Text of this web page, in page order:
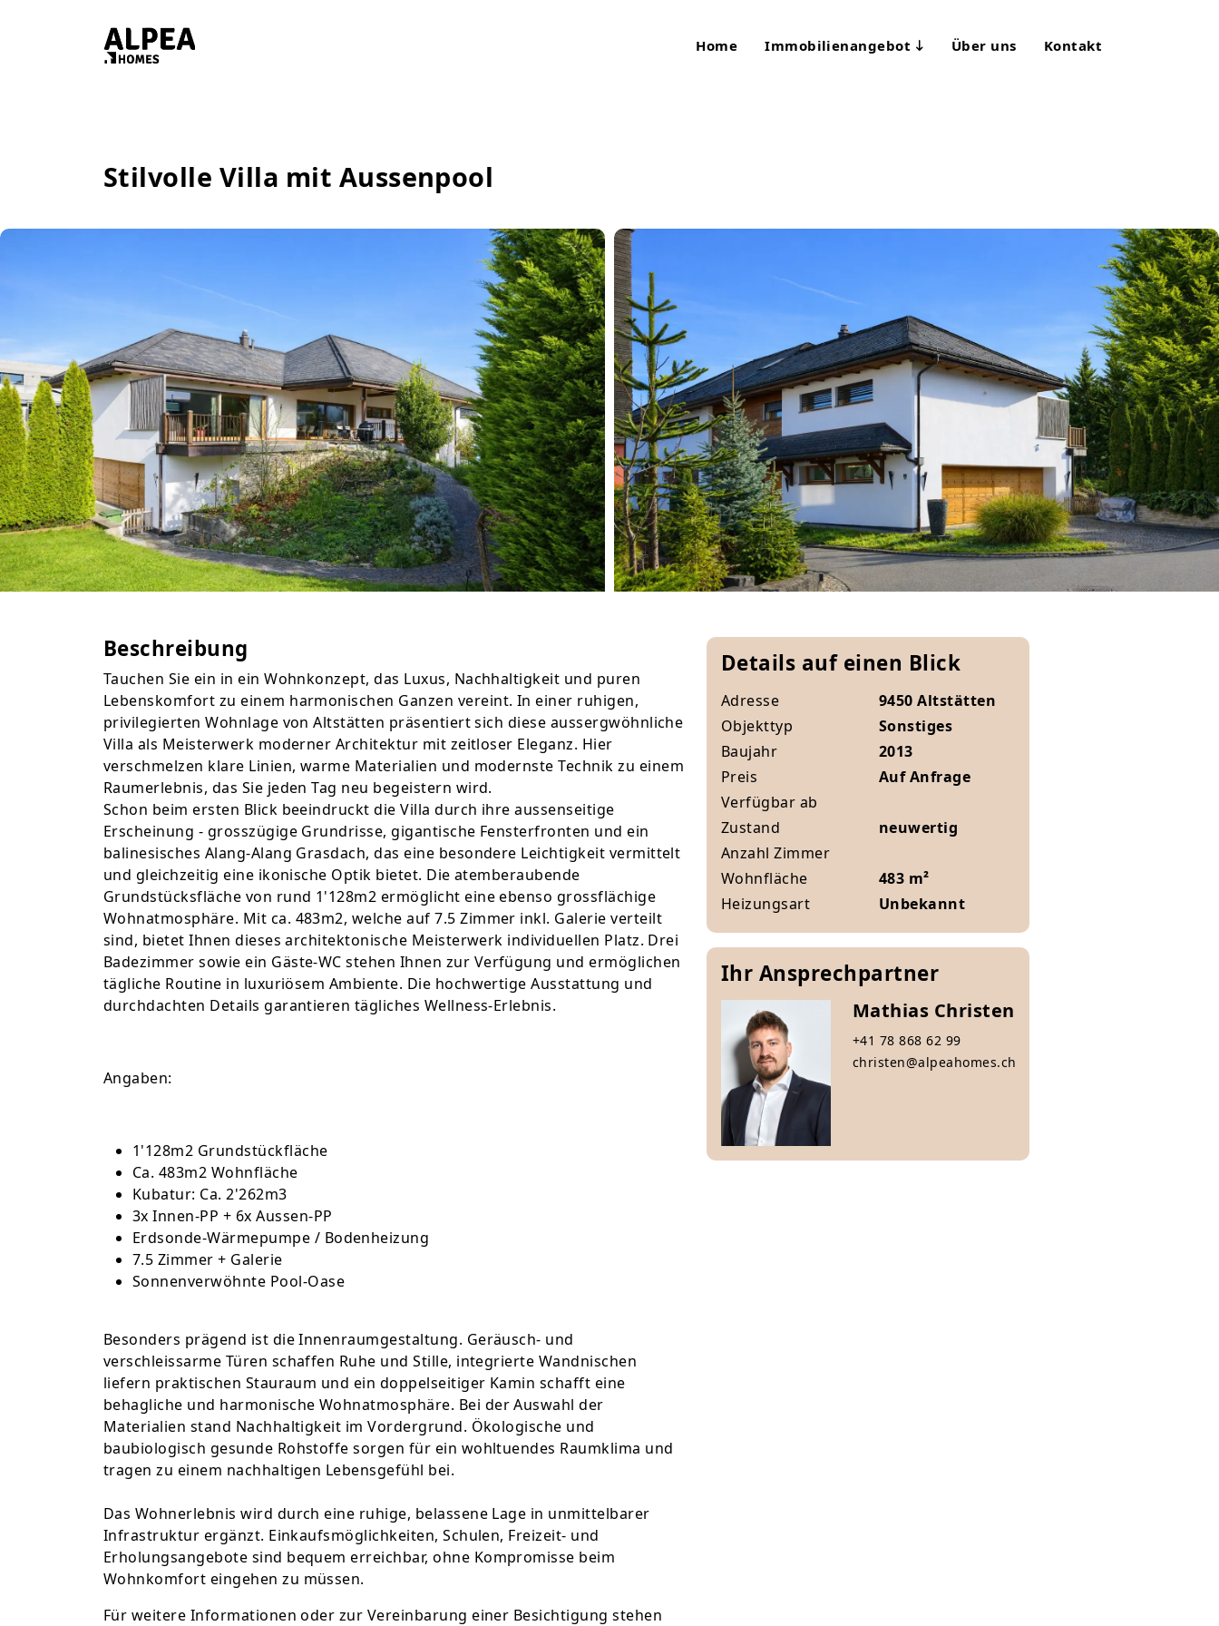
Home Immobilienangebot Über uns Kontakt
Stilvolle Villa mit Aussenpool
Beschreibung
Tauchen Sie ein in ein Wohnkonzept, das Luxus, Nachhaltigkeit und puren
Lebenskomfort zu einem harmonischen Ganzen vereint. In einer ruhigen,
privilegierten Wohnlage von Altstätten präsentiert sich diese aussergwöhnliche
Villa als Meisterwerk moderner Architektur mit zeitloser Eleganz. Hier
verschmelzen klare Linien, warme Materialien und modernste Technik zu einem
Raumerlebnis, das Sie jeden Tag neu begeistern wird.
Schon beim ersten Blick beeindruckt die Villa durch ihre aussenseitige
Erscheinung - grosszügige Grundrisse, gigantische Fensterfronten und ein
balinesisches Alang-Alang Grasdach, das eine besondere Leichtigkeit vermittelt
und gleichzeitig eine ikonische Optik bietet. Die atemberaubende
Grundstücksfläche von rund 1'128m2 ermöglicht eine ebenso grossflächige
Wohnatmosphäre. Mit ca. 483m2, welche auf 7.5 Zimmer inkl. Galerie verteilt
sind, bietet Ihnen dieses architektonische Meisterwerk individuellen Platz. Drei
Badezimmer sowie ein Gäste-WC stehen Ihnen zur Verfügung und ermöglichen
tägliche Routine in luxuriösem Ambiente. Die hochwertige Ausstattung und
durchdachten Details garantieren tägliches Wellness-Erlebnis.
Angaben:
1'128m2 Grundstückfläche
Ca. 483m2 Wohnfläche
Kubatur: Ca. 2'262m3
3x Innen-PP + 6x Aussen-PP
Erdsonde-Wärmepumpe / Bodenheizung
7.5 Zimmer + Galerie
Sonnenverwöhnte Pool-Oase
Besonders prägend ist die Innenraumgestaltung. Geräusch- und
verschleissarme Türen schaffen Ruhe und Stille, integrierte Wandnischen
liefern praktischen Stauraum und ein doppelseitiger Kamin schafft eine
behagliche und harmonische Wohnatmosphäre. Bei der Auswahl der
Materialien stand Nachhaltigkeit im Vordergrund. Ökologische und
baubiologisch gesunde Rohstoffe sorgen für ein wohltuendes Raumklima und
tragen zu einem nachhaltigen Lebensgefühl bei.
Das Wohnerlebnis wird durch eine ruhige, belassene Lage in unmittelbarer
Infrastruktur ergänzt. Einkaufsmöglichkeiten, Schulen, Freizeit- und
Erholungsangebote sind bequem erreichbar, ohne Kompromisse beim
Wohnkomfort eingehen zu müssen.
Für weitere Informationen oder zur Vereinbarung einer Besichtigung stehen
Details auf einen Blick
Adresse
9450 Altstätten
Objekttyp
Sonstiges
Baujahr
2013
Preis
Auf Anfrage
Verfügbar ab
Zustand
neuwertig
Anzahl Zimmer
Wohnfläche
483 m²
Heizungsart
Unbekannt
Ihr Ansprechpartner
Mathias Christen
+41 78 868 62 99
christen@alpeahomes.ch